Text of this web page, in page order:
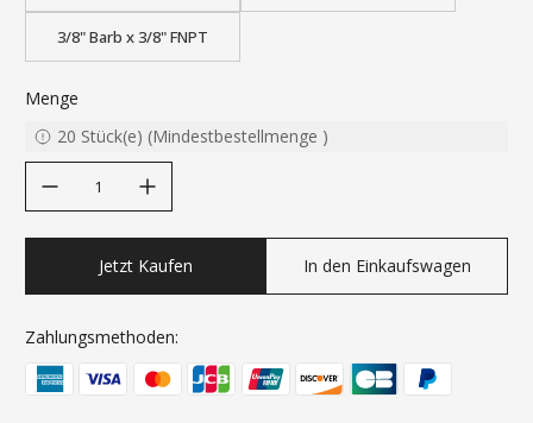
3/8" Barb x 3/8" FNPT
Menge
20 Stück(e) (Mindestbestellmenge )
Jetzt Kaufen In den Einkaufswagen
Zahlungsmethoden: